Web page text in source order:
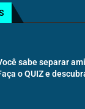
sabe separar
o QUIZ e